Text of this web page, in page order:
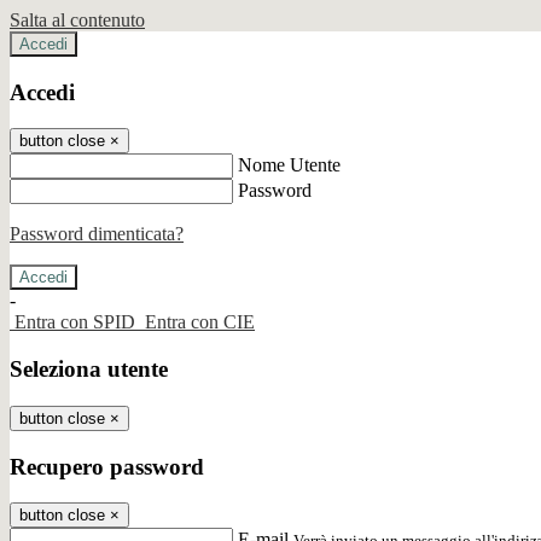
Salta al contenuto
Accedi
Accedi
button close ×
Nome Utente
Password
Password dimenticata?
-
Entra con SPID Entra con CIE
Seleziona utente
button close ×
Recupero password
button close ×